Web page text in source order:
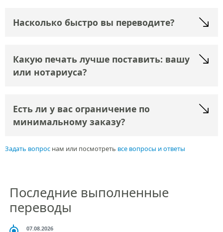
Насколько быстро вы переводите?
Какую печать лучше поставить: вашу
или нотариуса?
Есть ли у вас ограничение по
минимальному заказу?
Задать вопроснам или посмотреть все вопросы и ответы
Последние выполненные
переводы
07.08.2026